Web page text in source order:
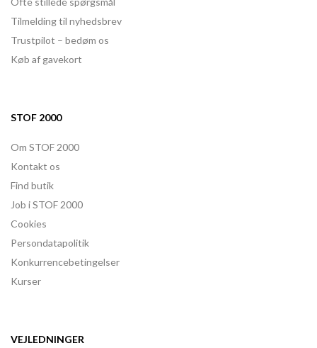
Tilmelding til nyhedsbrev
Trustpilot – bedøm os
Køb af gavekort
STOF 2000
Om STOF 2000
Kontakt os
Find butik
Job i STOF 2000
Cookies
Persondatapolitik
Konkurrencebetingelser
Kurser
VEJLEDNINGER